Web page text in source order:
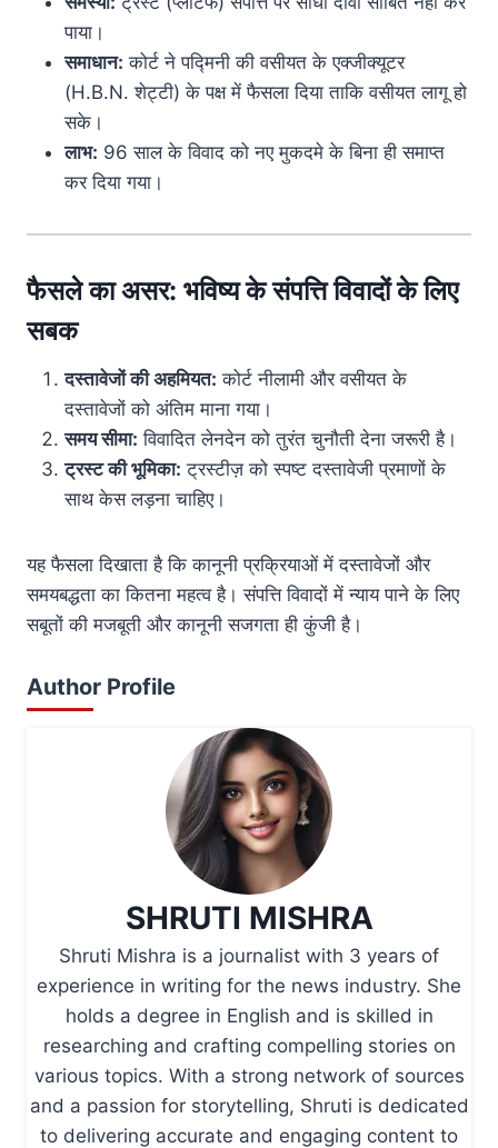
पाया।
समाधान: कोर्ट ने पद्मिनी की वसीयत के एक्जीक्यूटर
(H.B.N. शेट्टी) के पक्ष में फैसला दिया ताकि वसीयत लागू हो
सके।
लाभ: 96 साल के विवाद को नए मुकदमे के बिना ही समाप्त
कर दिया गया।
फैसले का असर: भविष्य के संपत्ति विवादों के लिए
सबक
दस्तावेजों की अहमियत: कोर्ट नीलामी और वसीयत के
दस्तावेजों को अंतिम माना गया।
समय सीमा: विवादित लेनदेन को तुरंत चुनौती देना जरूरी है।
ट्रस्ट की भूमिका: ट्रस्टीज़ को स्पष्ट दस्तावेजी प्रमाणों के
साथ केस लड़ना चाहिए।
यह फैसला दिखाता है कि कानूनी प्रक्रियाओं में दस्तावेजों और
समयबद्धता का कितना महत्व है। संपत्ति विवादों में न्याय पाने के लिए
सबूतों की मजबूती और कानूनी सजगता ही कुंजी है।
Author Profile
SHRUTI MISHRA
Shruti Mishra is a journalist with 3 years of
experience in writing for the news industry. She
holds a degree in English and is skilled in
researching and crafting compelling stories on
various topics. With a strong network of sources
and a passion for storytelling, Shruti is dedicated
to delivering accurate and engaging content to